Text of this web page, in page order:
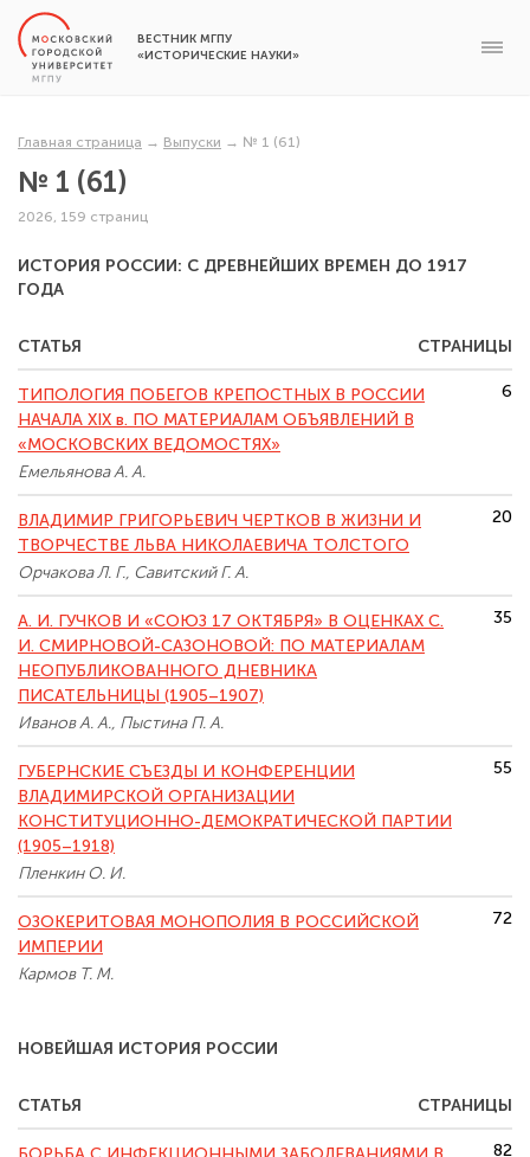
ВЕСТНИК МГПУ
«ИСТОРИЧЕСКИЕ НАУКИ»
Главная страница → Выпуски → № 1 (61)
№ 1 (61)
2026, 159 страниц
ИСТОРИЯ РОССИИ: С ДРЕВНЕЙШИХ ВРЕМЕН ДО 1917
ГОДА
СТАТЬЯ СТРАНИЦЫ
ТИПОЛОГИЯ ПОБЕГОВ КРЕПОСТНЫХ В РОССИИ
НАЧАЛА XIX в. ПО МАТЕРИАЛАМ ОБЪЯВЛЕНИЙ В
«МОСКОВСКИХ ВЕДОМОСТЯХ»
Емельянова А. А.
6
ВЛАДИМИР ГРИГОРЬЕВИЧ ЧЕРТКОВ В ЖИЗНИ И
ТВОРЧЕСТВЕ ЛЬВА НИКОЛАЕВИЧА ТОЛСТОГО
Орчакова Л. Г., Савитский Г. А.
20
А. И. ГУЧКОВ И «СОЮЗ 17 ОКТЯБРЯ» В ОЦЕНКАХ С.
И. СМИРНОВОЙ-САЗОНОВОЙ: ПО МАТЕРИАЛАМ
НЕОПУБЛИКОВАННОГО ДНЕВНИКА
ПИСАТЕЛЬНИЦЫ (1905–1907)
Иванов А. А., Пыстина П. А.
35
ГУБЕРНСКИЕ СЪЕЗДЫ И КОНФЕРЕНЦИИ
ВЛАДИМИРСКОЙ ОРГАНИЗАЦИИ
КОНСТИТУЦИОННО-ДЕМОКРАТИЧЕСКОЙ ПАРТИИ
(1905–1918)
Пленкин О. И.
55
ОЗОКЕРИТОВАЯ МОНОПОЛИЯ В РОССИЙСКОЙ
ИМПЕРИИ
Кармов Т. М.
72
НОВЕЙШАЯ ИСТОРИЯ РОССИИ
СТАТЬЯ СТРАНИЦЫ
82